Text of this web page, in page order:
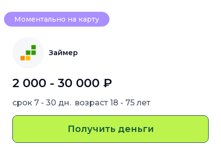
Моментально на карту
Займер
2 000 - 30 000 ₽
срок 7 - 30 дн. возраст 18 - 75 лет
Получить деньги